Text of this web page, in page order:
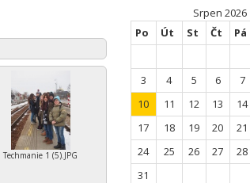
Techmanie 1 (5).JPG
Srpen 2026
Po
Út St Čt Pá
3
4 5 6 7
10
11 12 13 14
17
18 19 20 21
24
25 26 27 28
31